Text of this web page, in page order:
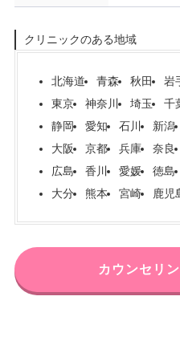
クリニックのある地域
北海道 青森 秋田 岩
東京
神奈川 埼玉 千
静岡
愛知 石川 新潟
大阪
京都 兵庫 奈良
広島
香川 愛媛 徳島
大分
熊本 宮崎 鹿児
カウンセリ